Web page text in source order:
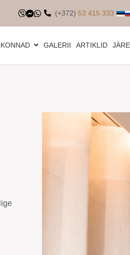
(+372) 53 415 333
GALERII ARTIKLID